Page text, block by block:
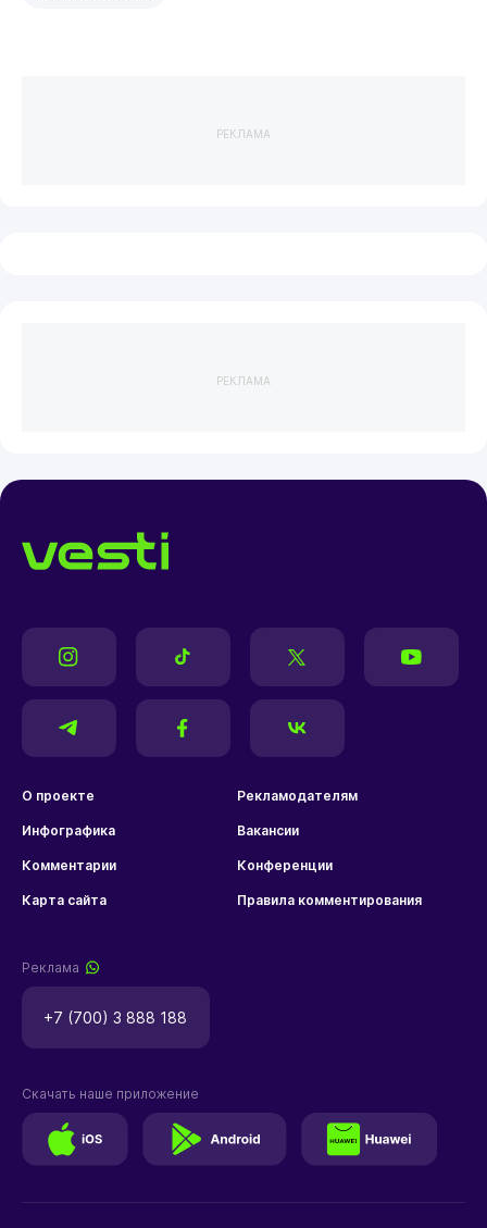
РЕКЛАМА
РЕКЛАМА
О проекте Рекламодателям
Инфографика Вакансии
Комментарии Конференции
Карта сайта Правила комментирования
Реклама
+7 (700) 3 888 188
Скачать наше приложение